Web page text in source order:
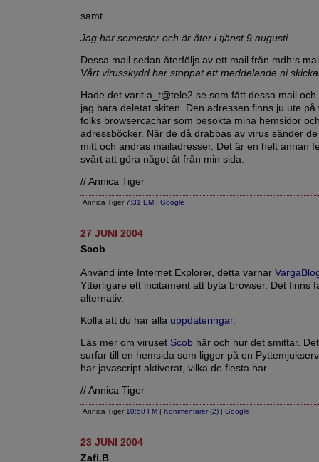
samt
Jag har semester och är åter i tjänst 9 augusti.
Dessa mail sedan återföljs av ett mail från mdh:s
Vårt virusskydd har stoppat ett meddelande ni
Hade det varit a_t@tele2.se som fått dessa mail
jag bara deletat skiten. Den adressen finns ju ute på
folks browsercachar som besökta mina hemsidor
adressböcker. När de då drabbas av virus sänder
mitt och andras mailadresser. Det är en helt annan
svårt att göra något åt från min sida.
// Annica Tiger
Annica Tiger 7:31 EM | Google
27 JUNI 2004
Scob
Använd inte Internet Explorer, detta varnar
Ytterligare ett incitament att byta browser. Det finns
alternativ.
Kolla att du har alla uppdateringar.
Läs mer om viruset Scob här och hur det smittar.
surfar till en hemsida som ligger på en
har javascript aktiverat, vilka de flesta har.
// Annica Tiger
Annica Tiger 10:50 FM | Kommentarer (2) | Google
23 JUNI 2004
Zafi.B